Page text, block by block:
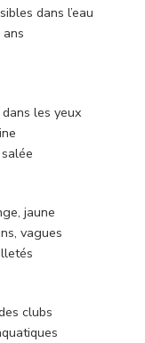
dans l’eau
les yeux
jaune
vagues
clubs